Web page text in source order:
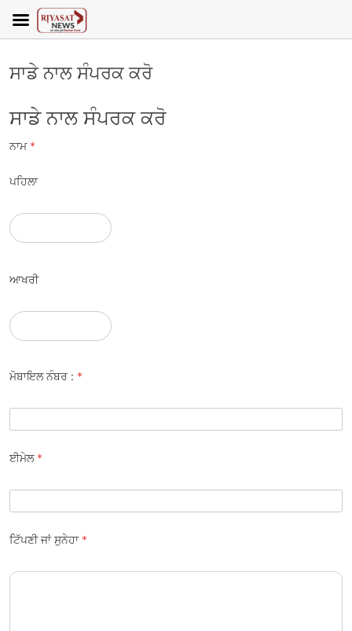
ਸਾਡੇ ਨਾਲ ਸੰਪਰਕ ਕਰੋ
ਸਾਡੇ ਨਾਲ ਸੰਪਰਕ ਕਰੋ
ਨਾਮ *
ਪਹਿਲਾ
ਆਖਰੀ
ਮੋਬਾਇਲ ਨੰਬਰ : *
ਈਮੇਲ *
ਟਿੱਪਣੀ ਜਾਂ ਸੁਨੇਹਾ *